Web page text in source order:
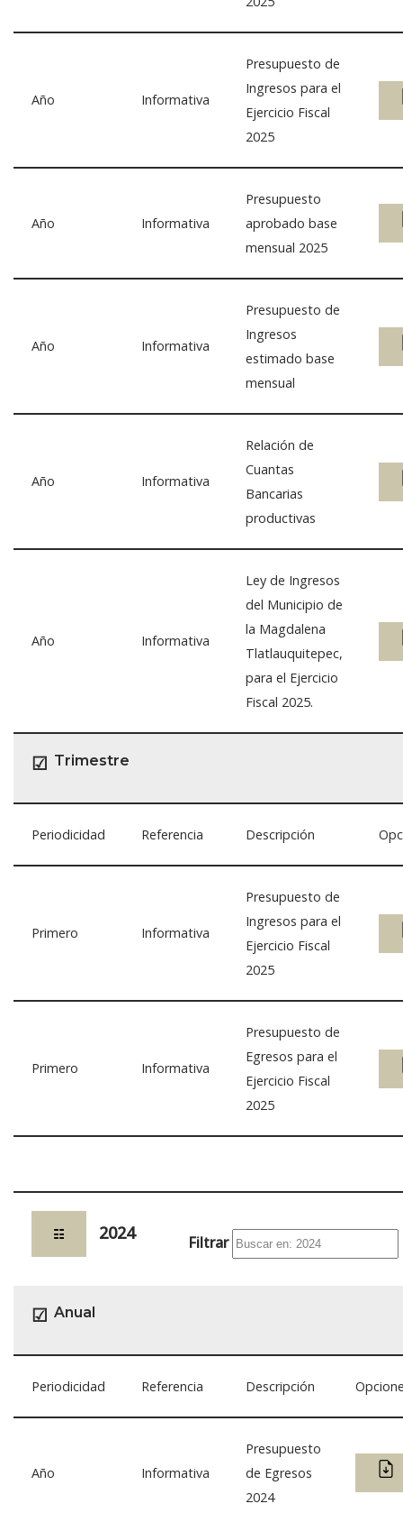
Año Informativa
Presupuesto de
Ingresos para el
Ejercicio Fiscal
2025
Año Informativa
Presupuesto
aprobado base
mensual 2025
Año Informativa
Presupuesto de
Ingresos
estimado base
mensual
Año Informativa
Relación de
Cuantas
Bancarias
productivas
Año Informativa
Ley de Ingresos
del Municipio de
la Magdalena
Tlatlauquitepec,
para el Ejercicio
Fiscal 2025.
☑ Trimestre
Periodicidad Referencia Descripción
Primero Informativa
Presupuesto de
Ingresos para el
Ejercicio Fiscal
2025
Primero Informativa
Presupuesto de
Egresos para el
Ejercicio Fiscal
2025
☷ 2024 Filtrar
☑ Anual
Periodicidad Referencia Descripción
Año Informativa
Presupuesto
de Egresos
2024